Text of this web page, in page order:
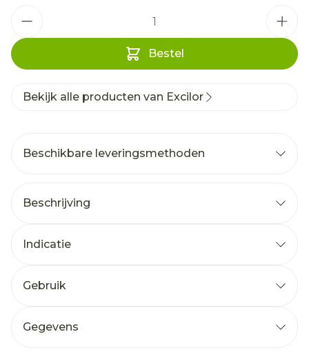
Bestel
Bekijk alle producten van Excilor
Beschikbare leveringsmethoden
Beschrijving
Indicatie
Gebruik
Gegevens